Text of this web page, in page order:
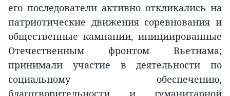
его последователи активно откликались на
патриотические движения соревнования и
общественные кампании, инициированные
Отечественным фронтом Вьетнама;
принимали участие в деятельности по
социальному обеспечению,
благотворительности и гуманитарной